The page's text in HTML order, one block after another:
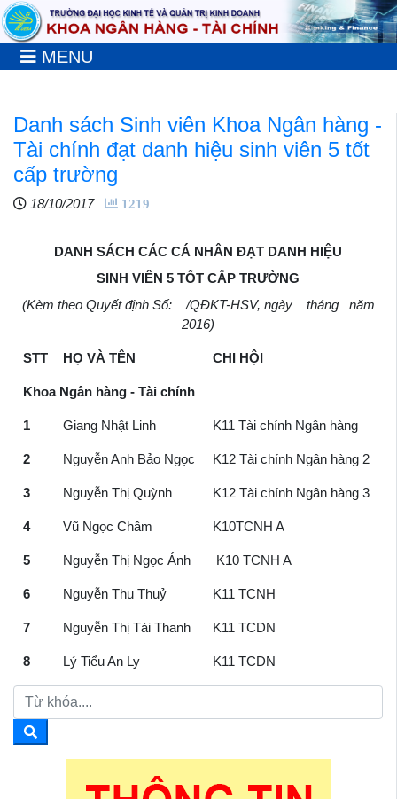
MENU
Danh sách Sinh viên Khoa Ngân hàng -
Tài chính đạt danh hiệu sinh viên 5 tốt
cấp trường
18/10/2017 1219
DANH SÁCH CÁC CÁ NHÂN ĐẠT DANH HIỆU
SINH VIÊN 5 TỐT CẤP TRƯỜNG
(Kèm theo Quyết định Số: /QĐKT-HSV, ngày tháng năm
2016)
STT HỌ VÀ TÊN CHI HỘI
Khoa Ngân hàng - Tài chính
1 Giang Nhật Linh K11 Tài chính Ngân hàng
2 Nguyễn Anh Bảo Ngọc K12 Tài chính Ngân hàng 2
3 Nguyễn Thị Quỳnh K12 Tài chính Ngân hàng 3
4 Vũ Ngọc Châm K10TCNH A
5 Nguyễn Thị Ngọc Ánh K10 TCNH A
6 Nguyễn Thu Thuỷ K11 TCNH
7 Nguyễn Thị Tài Thanh K11 TCDN
8 Lý Tiểu An Ly K11 TCDN